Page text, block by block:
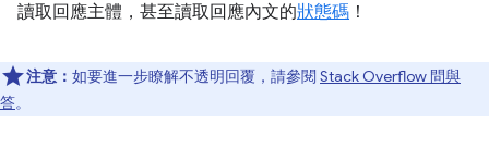
讀取回應主體，甚至讀取回應內文的狀態碼 ！
注意： 如要進一步瞭解不透明回覆，請參閱 Stack Overflow 問與
答。